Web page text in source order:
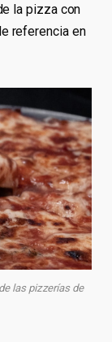
la pizza con
referencia en
las pizzerías de